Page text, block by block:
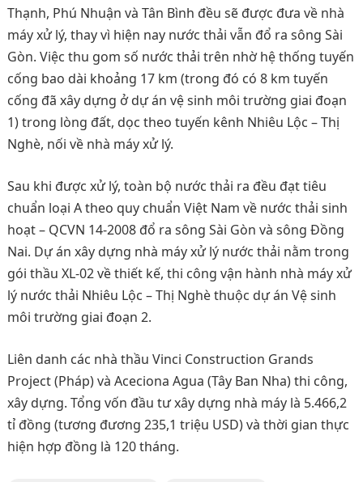
Thạnh, Phú Nhuận và Tân Bình đều sẽ được đưa về nhà
máy xử lý, thay vì hiện nay nước thải vẫn đổ ra sông Sài
Gòn. Việc thu gom số nước thải trên nhờ hệ thống tuyến
cống bao dài khoảng 17 km (trong đó có 8 km tuyến
cống đã xây dựng ở dự án vệ sinh môi trường giai đoạn
1) trong lòng đất, dọc theo tuyến kênh Nhiêu Lộc – Thị
Nghè, nối về nhà máy xử lý.
Sau khi được xử lý, toàn bộ nước thải ra đều đạt tiêu
chuẩn loại A theo quy chuẩn Việt Nam về nước thải sinh
hoạt – QCVN 14-2008 đổ ra sông Sài Gòn và sông Đồng
Nai. Dự án xây dựng nhà máy xử lý nước thải nằm trong
gói thầu XL-02 về thiết kế, thi công vận hành nhà máy xử
lý nước thải Nhiêu Lộc – Thị Nghè thuộc dự án Vệ sinh
môi trường giai đoạn 2.
Liên danh các nhà thầu Vinci Construction Grands
Project (Pháp) và Aceciona Agua (Tây Ban Nha) thi công,
xây dựng. Tổng vốn đầu tư xây dựng nhà máy là 5.466,2
tỉ đồng (tương đương 235,1 triệu USD) và thời gian thực
hiện hợp đồng là 120 tháng.